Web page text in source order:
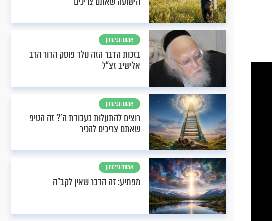
אמונה וביטחון
בזכות הדבר הזה נולד פוסק הדור הרב
אלישיב זצ"ל
אמונה וביטחון
רוצים להתעלות בעבודת ה'? זה הטיפ
שאתם צריכים להכיר
אמונה וביטחון
מפתיע: זה הדבר שאין לקב"ה